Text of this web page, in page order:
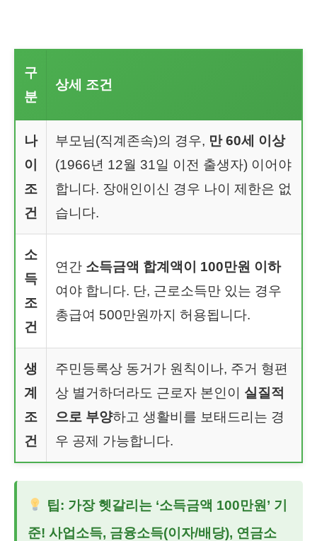
구
분
상세 조건
나
이
조
건
부모님(직계존속)의 경우, 만 60세 이상
(1966년 12월 31일 이전 출생자) 이어야
합니다. 장애인이신 경우 나이 제한은 없
습니다.
소
득
조
건
연간 소득금액 합계액이 100만원 이하
여야 합니다. 단, 근로소득만 있는 경우
총급여 500만원까지 허용됩니다.
생
계
조
건
주민등록상 동거가 원칙이나, 주거 형편
상 별거하더라도 근로자 본인이 실질적
으로 부양하고 생활비를 보태드리는 경
우 공제 가능합니다.
팁: 가장 헷갈리는 ‘소득금액 100만원’ 기
준! 사업소득, 금융소득(이자/배당), 연금소